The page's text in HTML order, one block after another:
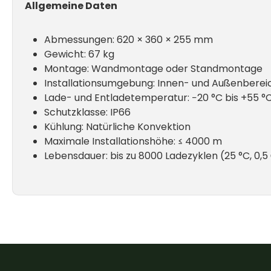
Allgemeine Daten
Abmessungen: 620 × 360 × 255 mm
Gewicht: 67 kg
Montage: Wandmontage oder Standmontage
Installationsumgebung: Innen- und
Lade- und Entladetemperatur: −20 °C bis +55
Schutzklasse: IP66
Kühlung: Natürliche Konvektion
Maximale Installationshöhe: ≤ 4000 m
Lebensdauer: bis zu 8000 Ladezyklen (25 °C, 0,5